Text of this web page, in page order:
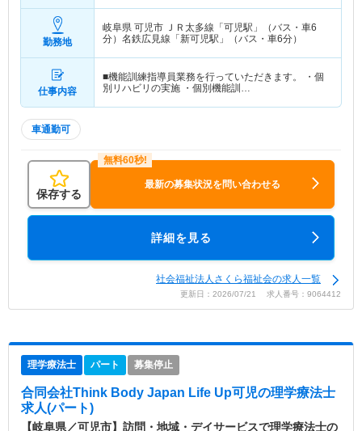
勤務地
岐阜県 可児市 ＪＲ太多線「可児駅」（バス・車6
分）名鉄広見線「新可児駅」（バス・車6分）
仕事内容
■機能訓練指導員業務を行っていただきます。 ・個
別リハビリの実施 ・個別機能訓…
車通勤可
保存する
最新の募集状況を問い合わせる
詳細を見る
社会福祉法人さくら福祉会の求人一覧
更新日：2026/07/21 求人番号：9064412
理学療法士 パート 募集停止
合同会社Think Body Japan Life Up可児の理学療法士
求人(パート)
【岐阜県／可児市】訪問・地域・デイサービスで理学療法士の